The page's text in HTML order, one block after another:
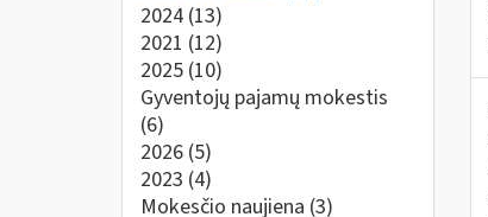
2024 (13)
2021 (12)
2025 (10)
Gyventojų pajamų mokestis
(6)
2026 (5)
2023 (4)
Mokesčio naujiena (3)